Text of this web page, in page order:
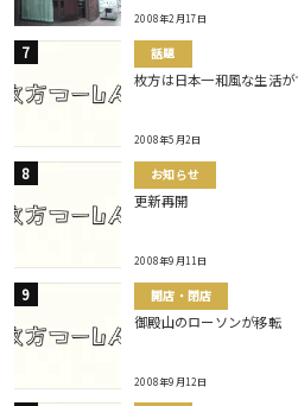
2008年2月17日
話題
枚方は日本一和風な生活が
2008年5月2日
お知らせ
更新再開
2008年9月11日
開店・閉店
御殿山のローソンが移転
2008年9月12日